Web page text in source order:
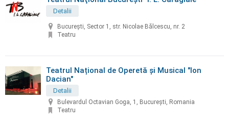
Detalii
Bucureşti, Sector 1, str. Nicolae Bălcescu, nr. 2
Teatru
Teatrul Național de Operetă și Musical "Ion
Dacian"
Detalii
Bulevardul Octavian Goga, 1, București, Romania
Teatru